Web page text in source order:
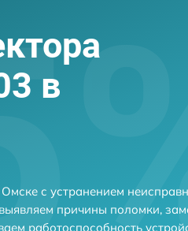
в
с устранением
причины поломки,
работоспособность